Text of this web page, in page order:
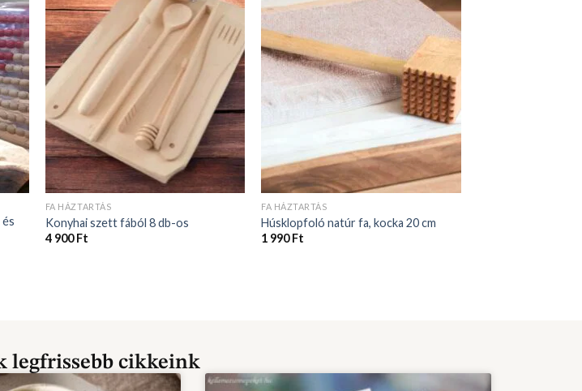
FA HÁZTARTÁS
Konyhai szett fából 8 db-os
4 900Ft
FA HÁZTARTÁS
Húsklopfoló natúr fa, kocka 20 cm
1 990Ft
legfrissebb cikkeink